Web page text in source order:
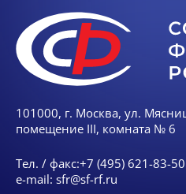
101000, г. Москва, ул.
помещение III, комната № 6
Тел. / факс:+7 (495) 621-83-50
e-mail: sfr@sf-rf.ru